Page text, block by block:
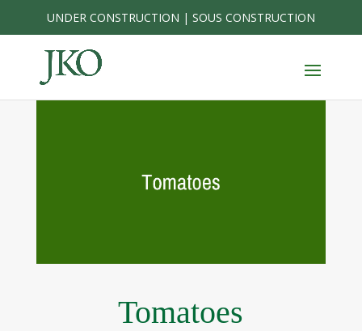
content
UNDER CONSTRUCTION | SOUS CONSTRUCTION
Tomatoes